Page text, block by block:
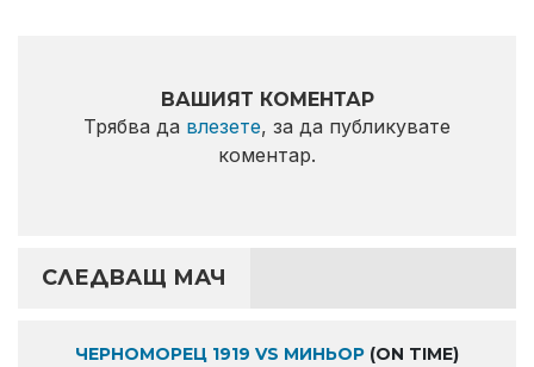
ВАШИЯТ КОМЕНТАР
Трябва да влезете, за да публикувате
коментар.
СЛЕДВАЩ МАЧ
ЧЕРНОМОРЕЦ 1919 VS МИНЬОР (ON TIME)